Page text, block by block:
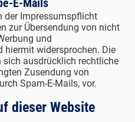
E-Mails
der Impressumspflicht
zur Übersendung von nicht
und
hiermit widersprochen. Die
sich ausdrücklich rechtliche
Zusendung von
Spam-E-Mails, vor.
dieser Website